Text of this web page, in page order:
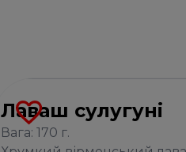
Лаваш сулугуні
Вага: 170 г.